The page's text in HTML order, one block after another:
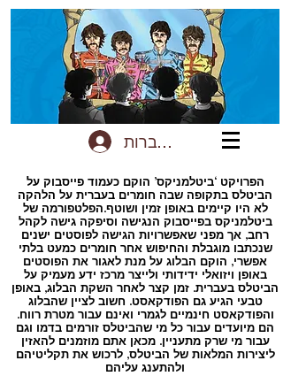
להתחברות
הפרויקט ‘ביטלמניקס’ הוקם כעמוד פייסבוק על
הביטלס בתקופה שבה חומרים בעברית על הלהקה
לא היו קיימים באופן זמין ושוטף.הפלטפורמה של
ביטלמניקס בפייסבוק הנגישה וסיפקה גישה לקהל
רחב, אך מפני שאפשרויות הגישה לפוסטים ישנים
שנכתבו מוגבלת והחיפוש אחר חומרים כמעט בלתי
אפשרי, הוקם הבלוג על מנת לאגור את הפוסטים
באופן ויזואלי ידידותי ולייצר מרכז ידע מעמיק על
הביטלס בעברית. זמן קצר לאחר השקת הבלוג, באופן
טבעי הגיע גם הפודקאסט. חשוב לציין שהבלוג
והפודקאסט חינמיים לגמרי ואינם עבור מטרת רווח.
הם מיועדים עבור כל מי שהביטלס זורמים בדמו וגם
עבור מי שרק מתעניין. מכאן אתם מוזמנים להאזין
ליצירות המלאות של הביטלס, לרכוש את תקליטיהם
ולהתענג עליהם